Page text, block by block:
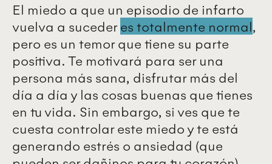
El miedo a que un episodio de infarto
vuelva a sucederes totalmente normal,
pero es un temor que tiene su parte
positiva. Te motivará para ser una
persona más sana, disfrutar más del
día a día y las cosas buenas que tienes
en tu vida. Sin embargo, si ves que te
cuesta controlar este miedo y te está
generando estrés o ansiedad (que